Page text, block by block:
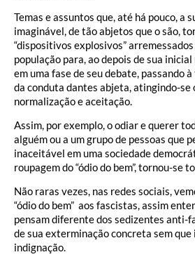
Temas e assuntos que, até há pouco, a
imaginável, de tão abjetos que o são,
“dispositivos explosivos”
população para, ao depois de sua
em uma fase de seu debate, passando
da conduta dantes abjeta, atingindo-se
normalização e aceitação.
Assim, por exemplo, o odiar e querer
alguém ou a um grupo de pessoas que
inaceitável em uma sociedade
roupagem do “ódio do bem”, tornou-se
Não raras vezes, nas redes sociais,
“ódio do bem” aos fascistas, assim
pensam diferente dos sedizentes anti-
de sua exterminação concreta sem que
indignação.